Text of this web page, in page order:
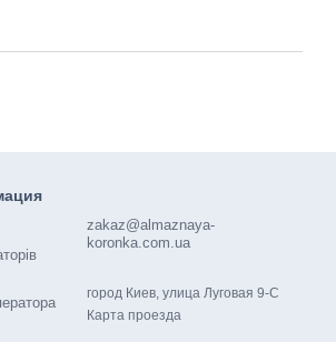
zakaz@almaznaya-
koronka.com.ua
город Киев, улица Луговая 9-С
Карта проезда